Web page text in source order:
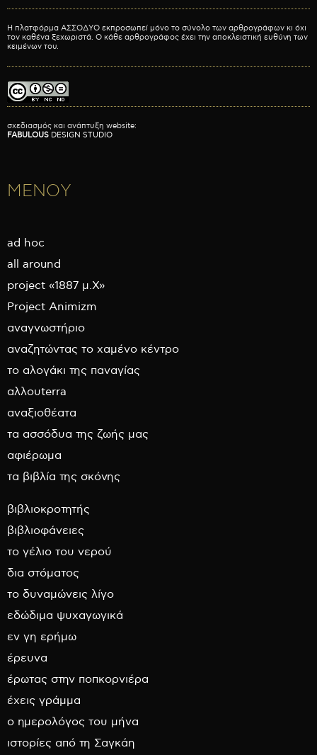
Η πλατφόρμα ΑΣΣΟΔΥΟ εκπροσωπεί μόνο το σύνολο των αρθρογράφων κι όχι
τον καθένα ξεχωριστά. Ο κάθε αρθρογράφος έχει την αποκλειστική ευθύνη των
κειμένων του.
σχεδιασμός και ανάπτυξη website:
FABULOUS DESIGN STUDIO
ΜΕΝΟΥ
ad hoc
all around
project «1887 μ.Χ»
Project Animizm
αναγνωστήριο
αναζητώντας το χαμένο κέντρο
το αλογάκι της παναγίας
αλλουterra
αναξιοθέατα
τα ασσόδυα της ζωής μας
αφιέρωμα
τα βιβλία της σκόνης
βιβλιοκροτητής
βιβλιοφάνειες
το γέλιο του νερού
δια στόματος
το δυναμώνεις λίγο
εδώδιμα ψυχαγωγικά
εν γη ερήμω
έρευνα
έρωτας στην ποπκορνιέρα
έχεις γράμμα
ο ημερολόγος του μήνα
ιστορίες από τη Σαγκάη